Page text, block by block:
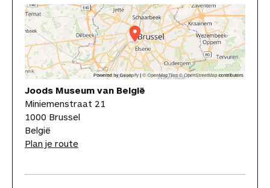
Joods Museum van België
Miniemenstraat 21
1000 Brussel
België
Plan je route